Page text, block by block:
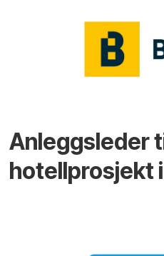
Anleggsleder
hotellprosjekt